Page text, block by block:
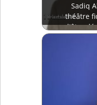
Sadiq
théâtre
d'être